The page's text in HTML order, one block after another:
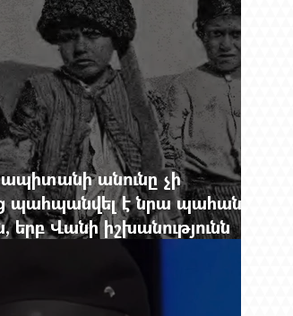
անունը չի
պահպանվել է նրա պահանջը՝
Վանի իշխանությունն